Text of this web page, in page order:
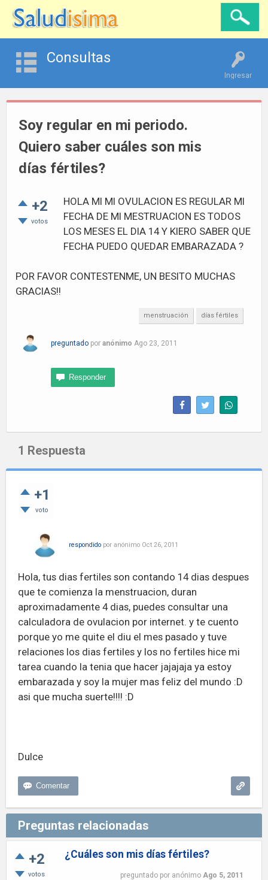
Ingresar
Consultas
Soy regular en mi periodo.
Quiero saber cuáles son mis
días fértiles?
+2
votos
HOLA MI MI OVULACION ES REGULAR MI
FECHA DE MI MESTRUACION ES TODOS
LOS MESES EL DIA 14 Y KIERO SABER QUE
FECHA PUEDO QUEDAR EMBARAZADA ?
POR FAVOR CONTESTENME, UN BESITO MUCHAS
GRACIAS!!
menstruación días fértiles
preguntado por anónimo Ago 23, 2011
1 Respuesta
+1
voto
respondido por anónimo Oct 26, 2011
Hola, tus dias fertiles son contando 14 dias despues
que te comienza la menstruacion, duran
aproximadamente 4 dias, puedes consultar una
calculadora de ovulacion por internet. y te cuento
porque yo me quite el diu el mes pasado y tuve
relaciones los dias fertiles y los no fertiles hice mi
tarea cuando la tenia que hacer jajajaja ya estoy
embarazada y soy la mujer mas feliz del mundo :D
asi que mucha suerte!!!! :D
Dulce
Preguntas relacionadas
+2
votos
¿Cuáles son mis días fértiles?
preguntado por anónimo Ago 5, 2011